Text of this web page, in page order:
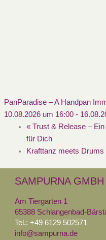
PanParadise – A Handpan
10.08.2026 um 16:00-
«Trust & Release –
für Dich
Krafttanz meets Drums
SAMPURNA GMBH
Am Tiergarten 1
65388 Schlangenbad-
Tel.: +49 6129 502571
info@sampurna.de